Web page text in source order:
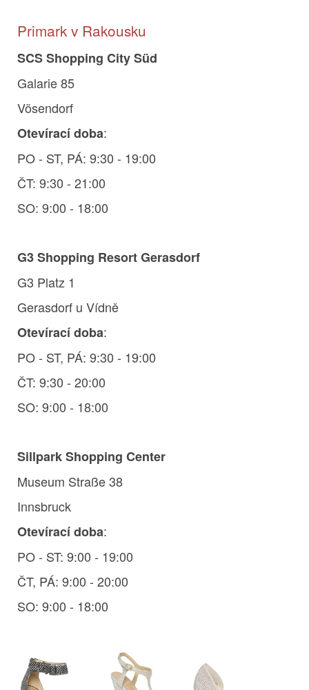
Primark v Rakousku
SCS Shopping City Süd
Galarie 85
Vösendorf
Otevírací doba:
PO - ST, PÁ: 9:30 - 19:00
ČT: 9:30 - 21:00
SO: 9:00 - 18:00
G3 Shopping Resort Gerasdorf
G3 Platz 1
Gerasdorf u Vídně
Otevírací doba:
PO - ST, PÁ: 9:30 - 19:00
ČT: 9:30 - 20:00
SO: 9:00 - 18:00
Sillpark Shopping Center
Museum Straße 38
Innsbruck
Otevírací doba:
PO - ST: 9:00 - 19:00
ČT, PÁ: 9:00 - 20:00
SO: 9:00 - 18:00